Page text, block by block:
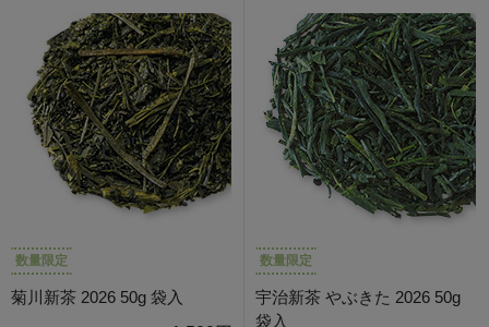
数量限定
菊川新茶 2026 50g 袋入
数量限定
宇治新茶 やぶきた 2026 50g
袋入